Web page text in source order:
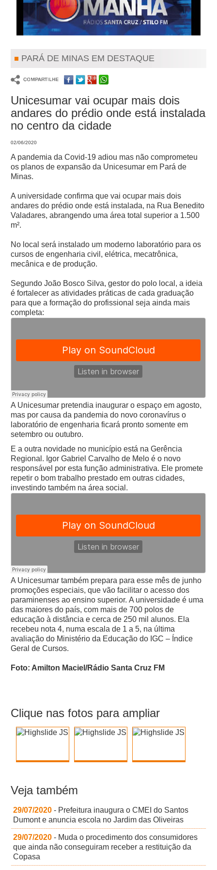
PARÁ DE MINAS EM DESTAQUE
Unicesumar vai ocupar mais dois
andares do prédio onde está instalada
no centro da cidade
02/06/2020
A pandemia da Covid-19 adiou mas não comprometeu
os planos de expansão da Unicesumar em Pará de
Minas.
A universidade confirma que vai ocupar mais dois
andares do prédio onde está instalada, na Rua Benedito
Valadares, abrangendo uma área total superior a 1.500
m².
No local será instalado um moderno laboratório para os
cursos de engenharia civil, elétrica, mecatrônica,
mecânica e de produção.
Segundo João Bosco Silva, gestor do polo local, a ideia
é fortalecer as atividades práticas de cada graduação
para que a formação do profissional seja ainda mais
completa:
A Unicesumar pretendia inaugurar o espaço em agosto,
mas por causa da pandemia do novo coronavírus o
laboratório de engenharia ficará pronto somente em
setembro ou outubro.
E a outra novidade no município está na Gerência
Regional. Igor Gabriel Carvalho de Melo é o novo
responsável por esta função administrativa. Ele promete
repetir o bom trabalho prestado em outras cidades,
investindo também na área social.
A Unicesumar também prepara para esse mês de junho
promoções especiais, que vão facilitar o acesso dos
paraminenses ao ensino superior.A universidade é uma
das maiores do país, com mais de 700 polos de
educação à distância e cerca de 250 mil alunos. Ela
recebeu nota 4, numa escala de 1 a 5, na última
avaliação do Ministério da Educação do IGC – Índice
Geral de Cursos.
Foto: Amilton Maciel/Rádio Santa Cruz FM
Clique nas fotos para ampliar
Veja também
29/07/2020 - Prefeitura inaugura o CMEI do Santos
Dumont e anuncia escola no Jardim das Oliveiras
29/07/2020 - Muda o procedimento dos consumidores
que ainda não conseguiram receber a restituição da
Copasa